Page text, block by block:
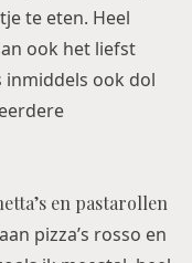
te eten. Heel
ook het liefst
inmiddels ook dol
en pastarollen
pizza’s rosso en